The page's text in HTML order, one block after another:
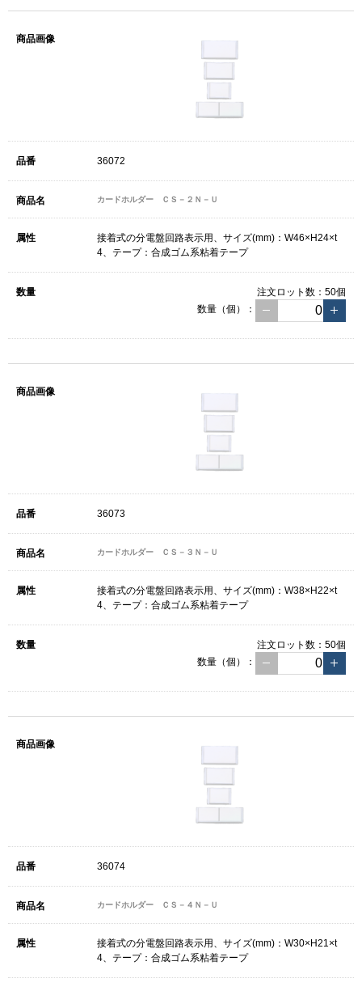
36072
カードホルダー ＣＳ－２Ｎ－Ｕ
接着式の分電盤回路表示用、サイズ(mm)：W46×H24×t
4、テープ：合成ゴム系粘着テープ
注文ロット数： 50個
数量（個）：
36073
カードホルダー ＣＳ－３Ｎ－Ｕ
接着式の分電盤回路表示用、サイズ(mm)：W38×H22×t
4、テープ：合成ゴム系粘着テープ
注文ロット数： 50個
数量（個）：
36074
カードホルダー ＣＳ－４Ｎ－Ｕ
接着式の分電盤回路表示用、サイズ(mm)：W30×H21×t
4、テープ：合成ゴム系粘着テープ